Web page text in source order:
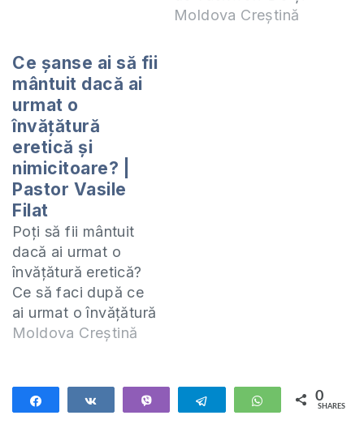
cum puteți proteja
copii
dumneavoastră.
Doritorii să participe
la tabăra de studiere
intensivă a limbii
engleze sunt
rugați…
engleză ”English for
Moldova Creștină
Ce șanse ai să fii
mântuit dacă ai
urmat o
învățătură
eretică și
nimicitoare? |
Pastor Vasile
Filat
Poți să fii mântuit
dacă ai urmat o
învățătură eretică?
Ce să faci după ce
ai urmat o învățătură
nimicitoare, ai
șansă să fii mântuit?
Te invit să studiem
Moldova Creștină
Telegram WhatsApp
0
SHARES